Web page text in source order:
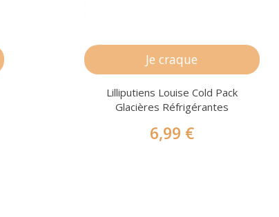
Je craque
Lilliputiens Louise Cold Pack
Glacières Réfrigérantes
6,99 €